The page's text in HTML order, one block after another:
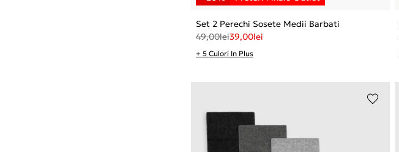
Set 2 Perechi Sosete Medii Barbati
49,00lei39,00lei
+ 5 Culori In Plus